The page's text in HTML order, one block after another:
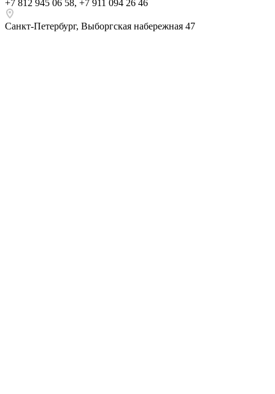
+7 812 945 06 58, +7 911 094 26 46
Санкт-Петербург, Выборгская набережная 47